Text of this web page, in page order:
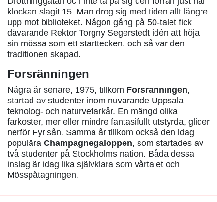
klockan slagit 15. Man drog sig med tiden allt längre
upp mot biblioteket. Någon gång på 50-talet fick
dåvarande Rektor Torgny Segerstedt idén att höja
sin mössa som ett starttecken, och så var den
traditionen skapad.
Forsränningen
Några år senare, 1975, tillkom Forsränningen,
startad av studenter inom nuvarande Uppsala
teknolog- och naturvetarkår. En mängd olika
farkoster, mer eller mindre fantasifullt utstyrda, glider
nerför Fyrisån. Samma år tillkom också den idag
populära Champagnegaloppen, som startades av
två studenter på Stockholms nation. Båda dessa
inslag är idag lika självklara som vårtalet och
Mösspåtagningen.